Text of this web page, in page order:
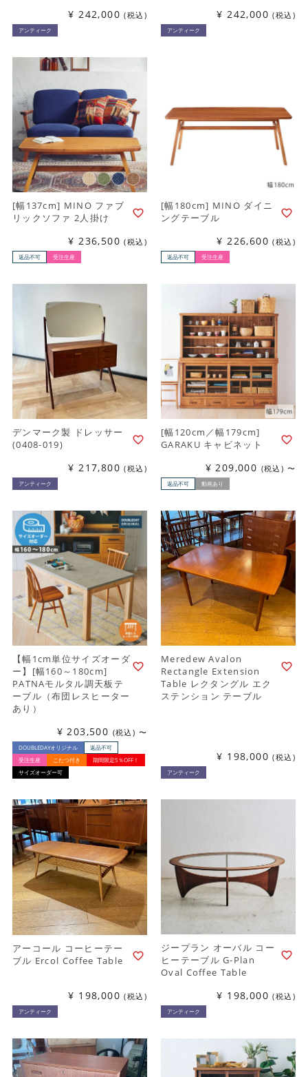
¥ 242,000 税込
アンティーク
¥ 242,000 税込
アンティーク
[幅137cm] MINO ファブ
リックソファ 2人掛け
¥ 236,500 税込
返品不可 受注生産
[幅180cm] MINO ダイニ
ングテーブル
¥ 226,600 税込
返品不可 受注生産
デンマーク製 ドレッサー
(0408-019)
¥ 217,800 税込
アンティーク
[幅120cm／幅179cm]
GARAKU キャビネット
¥ 209,000 税込 〜
返品不可 動画あり
【幅1cm単位サイズオーダ
ー】[幅160～180cm]
PATNAモルタル調天板テ
ーブル（布団レスヒーター
あり）
¥ 203,500 税込 〜
DOUBLEDAYオリジナル
返品不可
受注生産
こたつ付き
期間限定5％OFF！
サイズオーダー可
Meredew Avalon
Rectangle Extension
Table レクタングル エク
ステンション テーブル
¥ 198,000 税込
アンティーク
アーコール コーヒーテー
ブル Ercol Coffee Table
¥ 198,000 税込
アンティーク
ジープラン オーバル コー
ヒーテーブル G-Plan
Oval Coffee Table
¥ 198,000 税込
アンティーク